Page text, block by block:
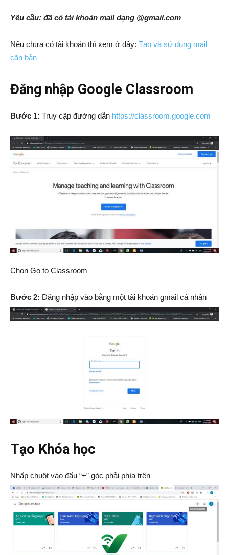
Yêu cầu: đã có tài khoản mail dạng @gmail.com
Nếu chưa có tài khoản thì xem ở đây: Tạo và sử dụng mail
căn bản
Đăng nhập Google Classroom
Bước 1: Truy cập đường dẫn https://classroom.google.com
Chọn Go to Classroom
Bước 2: Đăng nhập vào bằng một tài khoản gmail cá nhân
Tạo Khóa học
Nhấp chuột vào đấu “+” góc phải phía trên